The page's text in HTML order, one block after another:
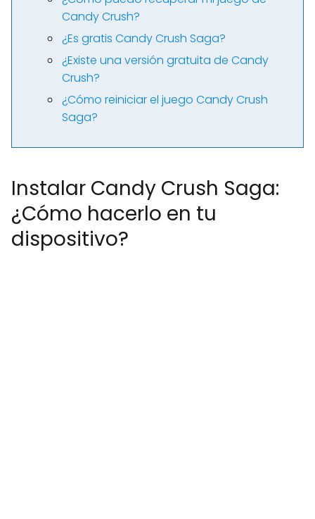
Candy Crush?
¿Es gratis Candy Crush Saga?
¿Existe una versión gratuita de Candy
Crush?
¿Cómo reiniciar el juego Candy Crush
Saga?
Instalar Candy Crush Saga:
¿Cómo hacerlo en tu
dispositivo?